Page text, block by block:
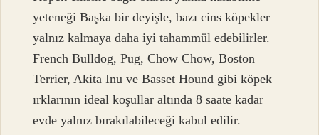
yeteneği Başka bir deyişle, bazı cins köpekler
yalnız kalmaya daha iyi tahammül edebilirler.
French Bulldog, Pug, Chow Chow, Boston
Terrier, Akita Inu ve Basset Hound gibi köpek
ırklarının ideal koşullar altında 8 saate kadar
evde yalnız bırakılabileceği kabul edilir.